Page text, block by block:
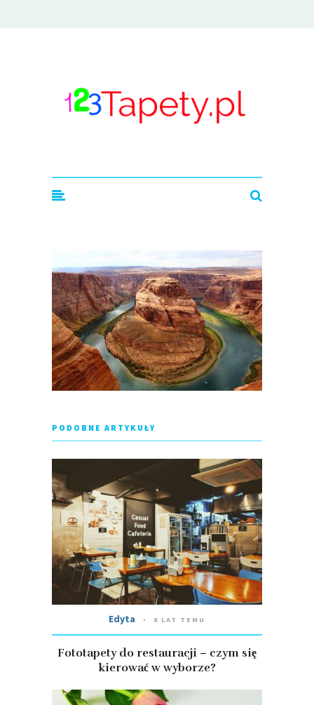
PODOBNE ARTYKUŁY
Edyta 8 LAT TEMU
Fototapety do restauracji – czym się
kierować w wyborze?